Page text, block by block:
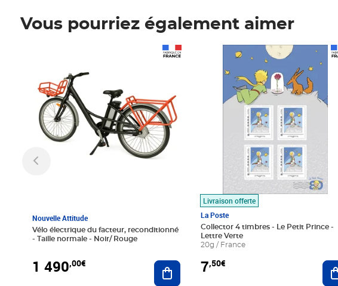
Vous pourriez également aimer
Nouvelle Attitude
Vélo électrique du facteur, reconditionné
- Taille normale - Noir/ Rouge
1 490,00€ Ajouter au panier
Livraison offerte
La Poste
Collector 4 timbres - Le Petit Prince -
Lettre Verte
20g / France
7,50€
Prix 7,50€